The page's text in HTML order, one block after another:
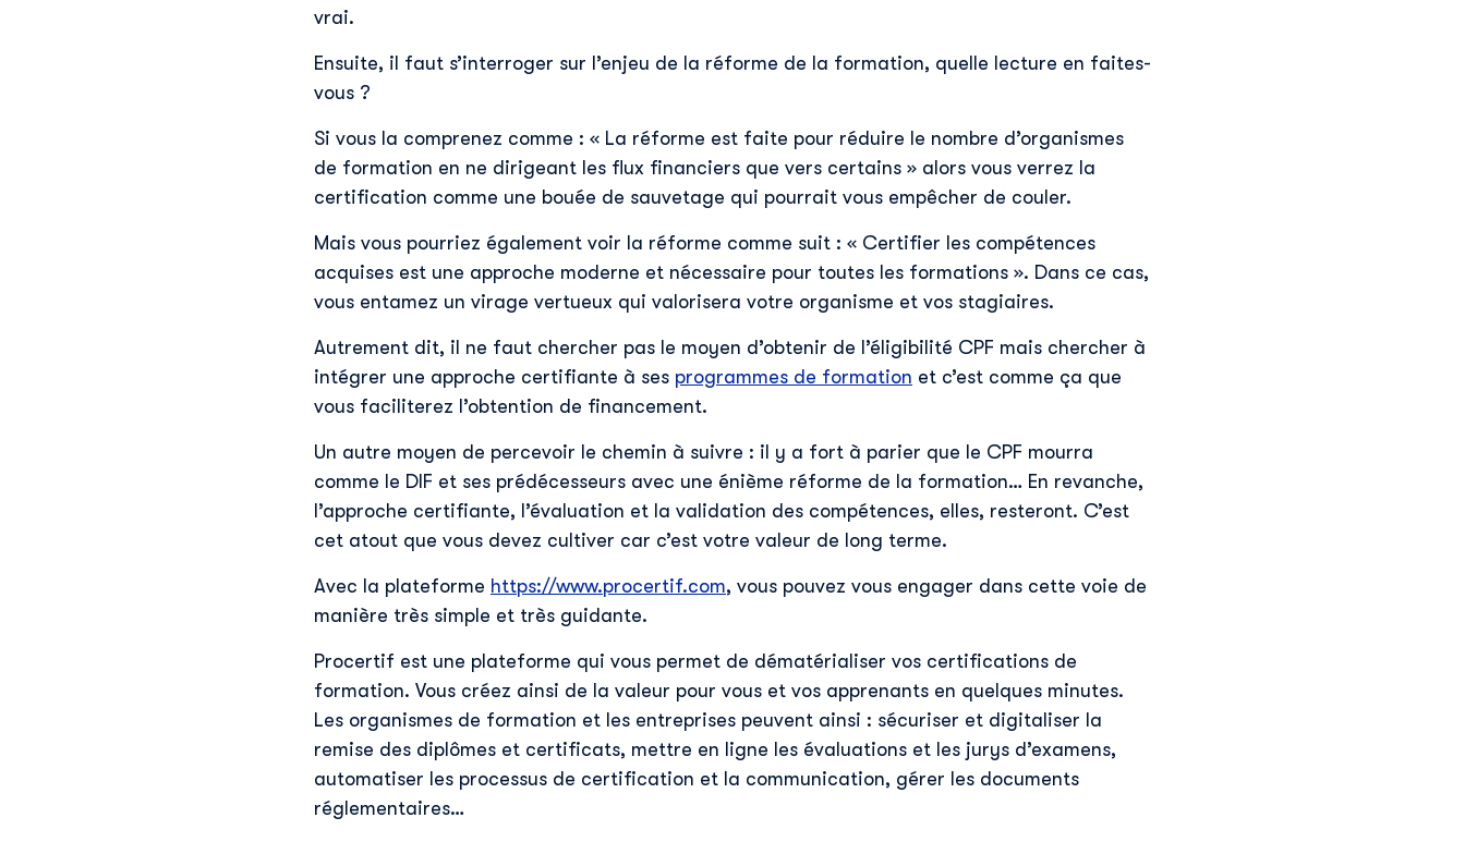
Découvrir Skillup
Prénom *
vrai.
Ensuite, il faut s’interroger sur l’enjeu de la réforme de la formation, quelle lecture en faites-
vous ?
Si vous la comprenez comme : « La réforme est faite pour réduire le nombre d’organismes
de formation en ne dirigeant les flux financiers que vers certains » alors vous verrez la
certification comme une bouée de sauvetage qui pourrait vous empêcher de couler.
Mais vous pourriez également voir la réforme comme suit : « Certifier les compétences
acquises est une approche moderne et nécessaire pour toutes les formations ». Dans ce cas,
vous entamez un virage vertueux qui valorisera votre organisme et vos stagiaires.
Autrement dit, il ne faut chercher pas le moyen d’obtenir de l’éligibilité CPF mais chercher à
intégrer une approche certifiante à ses programmes de formation et c’est comme ça que
vous faciliterez l’obtention de financement.
Un autre moyen de percevoir le chemin à suivre : il y a fort à parier que le CPF mourra
comme le DIF et ses prédécesseurs avec une énième réforme de la formation… En revanche,
l’approche certifiante, l’évaluation et la validation des compétences, elles, resteront. C’est
cet atout que vous devez cultiver car c’est votre valeur de long terme.
Avec la plateforme https://www.procertif.com, vous pouvez vous engager dans cette voie de
manière très simple et très guidante.
Procertif est une plateforme qui vous permet de dématérialiser vos certifications de
formation. Vous créez ainsi de la valeur pour vous et vos apprenants en quelques minutes.
Les organismes de formation et les entreprises peuvent ainsi : sécuriser et digitaliser la
remise des diplômes et certificats, mettre en ligne les évaluations et les jurys d’examens,
automatiser les processus de certification et la communication, gérer les documents
réglementaires…